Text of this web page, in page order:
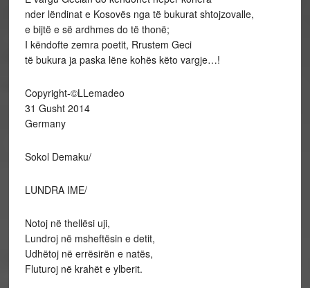
nder lëndinat e Kosovës nga të bukurat shtojzovalle,
e bijtë e së ardhmes do të thonë;
I këndofte zemra poetit, Rrustem Geci
të bukura ja paska lëne kohës këto vargje…!
Copyright-©LLemadeo
31 Gusht 2014
Germany
Sokol Demaku/
LUNDRA IME/
Notoj në thellësi uji,
Lundroj në msheftësin e detit,
Udhëtoj në errësirën e natës,
Fluturoj në krahët e ylberit.